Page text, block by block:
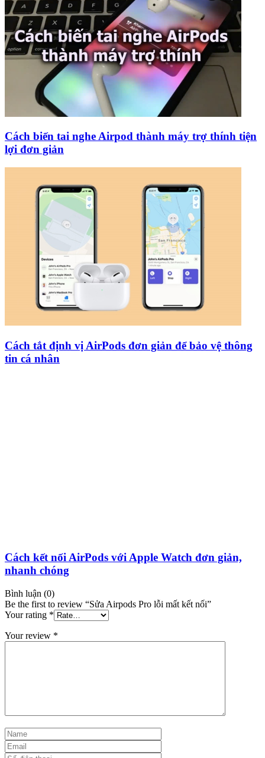
Cách biến tai nghe Airpod thành máy trợ thính tiện
lợi đơn giản
Cách tắt định vị AirPods đơn giản để bảo vệ thông
tin cá nhân
Cách kết nối AirPods với Apple Watch đơn giản,
nhanh chóng
Bình luận (0)
Be the first to review “Sửa Airpods Pro lỗi mất kết nối”
Your rating *
Your review *